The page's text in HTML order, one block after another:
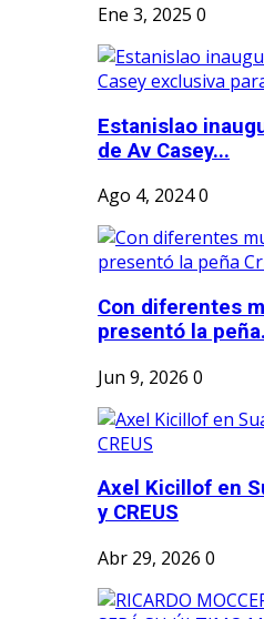
Ene 3, 2025 0
Estanislao
de Av Casey...
Ago 4, 20240
Con diferentes
presentó la
Jun 9, 2026 0
Axel Kicillof en
y CREUS
Abr 29, 2026 0